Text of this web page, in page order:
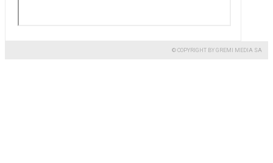
© COPYRIGHT BY GREMI MEDIA SA